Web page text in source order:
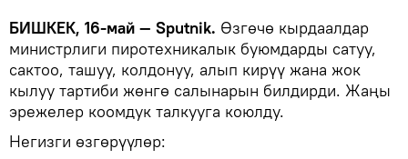
БИШКЕК, 16-май — Sputnik. Өзгөчө кырдаалдар
министрлиги пиротехникалык буюмдарды сатуу,
сактоо, ташуу, колдонуу, алып кирүү жана жок
кылуу тартиби жөнгө салынарын билдирди. Жаңы
эрежелер коомдук талкууга коюлду.
Негизги өзгөрүүлөр: